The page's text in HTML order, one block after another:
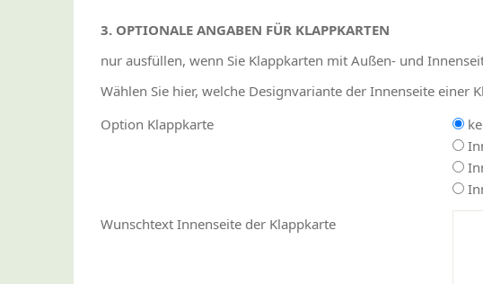
3. OPTIONALE ANGABEN FÜR KLAPPKARTEN
nur ausfüllen, wenn Sie Klappkarten mit Außen- und
Wählen Sie hier, welche Designvariante der Innenseite einer
Option Klappkarte
Wunschtext Innenseite der Klappkarte